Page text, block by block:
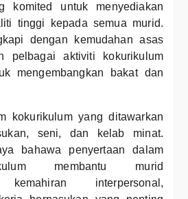
komited untuk menyediakan
tinggi kepada semua murid.
dengan kemudahan asas
pelbagai aktiviti kokurikulum
mengembangkan bakat dan
kokurikulum yang ditawarkan
seni, dan kelab minat.
bahawa penyertaan dalam
membantu murid
kemahiran interpersonal,